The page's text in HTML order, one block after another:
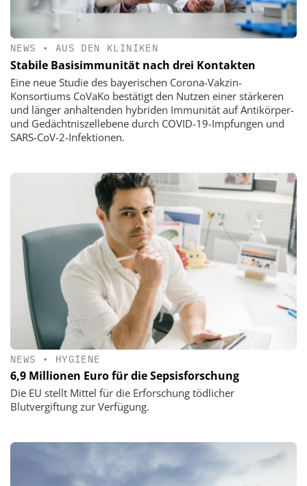
NEWS • AUS DEN KLINIKEN
Stabile Basisimmunität nach drei Kontakten
Eine neue Studie des bayerischen Corona-Vakzin-
Konsortiums CoVaKo bestätigt den Nutzen einer stärkeren
und länger anhaltenden hybriden Immunität auf Antikörper-
und Gedächtniszellebene durch COVID-19-Impfungen und
SARS-CoV-2-Infektionen.
NEWS • HYGIENE
6,9 Millionen Euro für die Sepsisforschung
Die EU stellt Mittel für die Erforschung tödlicher
Blutvergiftung zur Verfügung.